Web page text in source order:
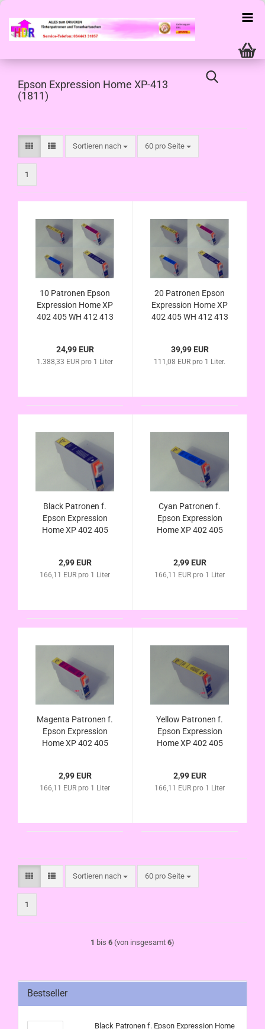
Epson Expression Home XP-413
(1811)
Sortieren nach
Sortieren nach 60 pro Seite
pro Seite
1
10 Patronen Epson
Expression Home XP
402 405 WH 412 413
T1812 T1813 T1814
T1801 - T1804
24,99 EUR
1.388,33 EUR pro 1 Liter
20 Patronen Epson
Expression Home XP
402 405 WH 412 413
T1812 T1813 T1814
T1801 - T1804
39,99 EUR
111,08 EUR pro 1 Liter.
Black Patronen f.
Epson Expression
Home XP 402 405
T1811 T1801
kompatibel
2,99 EUR
166,11 EUR pro 1 Liter
Cyan Patronen f.
Epson Expression
Home XP 402 405
T1812 T1802
kompatibel
2,99 EUR
166,11 EUR pro 1 Liter
Magenta Patronen f.
Epson Expression
Home XP 402 405
T1813 T1803
kompatibel
2,99 EUR
166,11 EUR pro 1 Liter
Yellow Patronen f.
Epson Expression
Home XP 402 405
T1814 T1804
kompatibe
2,99 EUR
166,11 EUR pro 1 Liter
Sortieren nach
Sortieren nach 60 pro Seite
pro Seite
1
1 bis 6 (von insgesamt 6)
Bestseller
Black Patronen f. Epson Expression Home